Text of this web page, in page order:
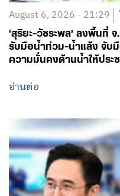
August 6, 2026 - 21:29
‘สุริยะ-วัชระพล’ ลงพื้นที่
รับมือน้ำท่วม-น้ำแล้ง จับ
ความมั่นคงด้านน้ำให้ประ
อ่านต่อ